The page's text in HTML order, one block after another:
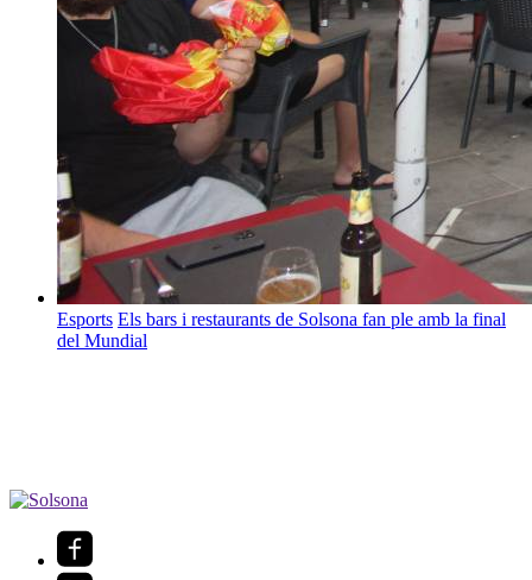
Esports Els bars i restaurants de Solsona fan ple amb la final
del Mundial